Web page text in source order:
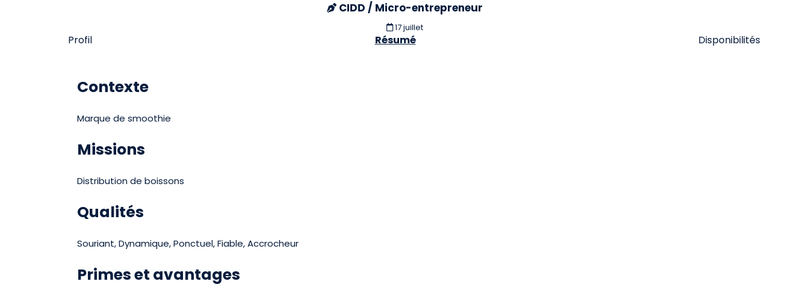
CIDD / Micro-entrepreneur
17 juillet
Profil Résumé Disponibilités
Contexte
Marque de smoothie
Missions
Distribution de boissons
Qualités
Souriant, Dynamique, Ponctuel, Fiable, Accrocheur
Primes et avantages